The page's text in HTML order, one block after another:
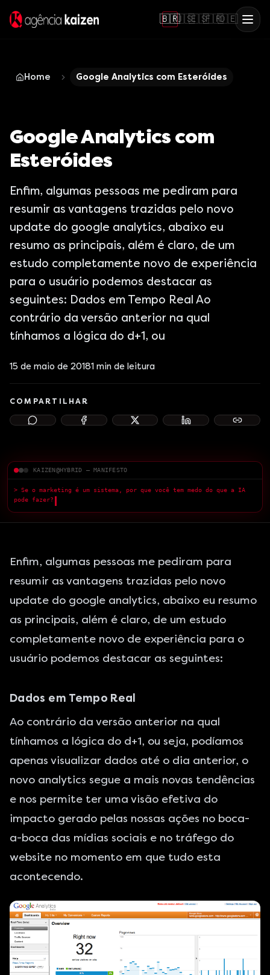
🇧🇷🇺🇸🇪🇸🇫🇷🇩🇪
Home Google Analytics com Esteróides
Google Analytics com
Esteróides
Enfim, algumas pessoas me pediram para
resumir as vantagens trazidas pelo novo
update do google analytics, abaixo eu
resumo as principais, além é claro, de um
estudo completamente novo de experiência
para o usuário podemos destacar as
seguintes: Dados em Tempo Real Ao
contrário da versão anterior na qual
tínhamos a lógica do d+1, ou
15 de maio de 20181 min de leitura
COMPARTILHAR
KAIZEN@HYBRID — MANIFESTO
> Se o marketing é um sistema, por que você tem medo do que a IA
pode fazer?
Enfim, algumas pessoas me pediram para
resumir as vantagens trazidas pelo novo
update do google analytics, abaixo eu resumo
as principais, além é claro, de um estudo
completamente novo de experiência para o
usuário podemos destacar as seguintes:
Dados em Tempo Real
Ao contrário da versão anterior na qual
tínhamos a lógica do d+1, ou seja, podíamos
apenas visualizar dados até o dia anterior, o
novo analytics segue a mais novas tendências
e nos permite ter uma visão efetiva do
impacto gerado pelas nossas ações no boca-
a-boca das mídias sociais e no tráfego do
website no momento em que tudo esta
acontecendo.